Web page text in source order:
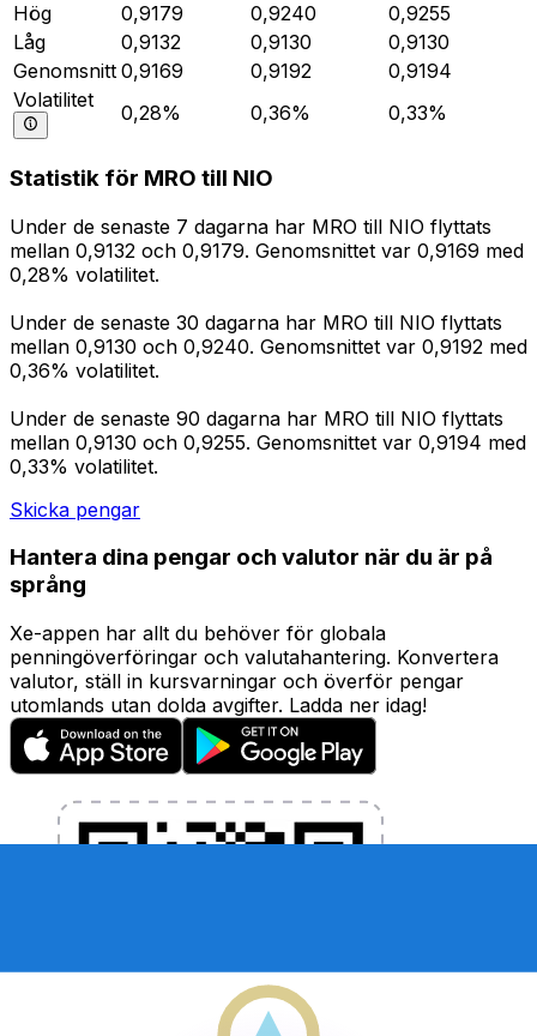
Hög
0,9179 0,9240
0,9255
Låg
0,9132 0,9130
0,9130
Genomsnitt 0,9169 0,9192
0,9194
Volatilitet
0,28% 0,36% 0,33%
Statistik för MRO till NIO
Under de senaste 7 dagarna har MRO till NIO flyttats
mellan 0,9132 och 0,9179. Genomsnittet var 0,9169 med
0,28% volatilitet.
Under de senaste 30 dagarna har MRO till NIO flyttats
mellan 0,9130 och 0,9240. Genomsnittet var 0,9192 med
0,36% volatilitet.
Under de senaste 90 dagarna har MRO till NIO flyttats
mellan 0,9130 och 0,9255. Genomsnittet var 0,9194 med
0,33% volatilitet.
Skicka pengar
Hantera dina pengar och valutor när du är på
språng
Xe-appen har allt du behöver för globala
penningöverföringar och valutahantering. Konvertera
valutor, ställ in kursvarningar och överför pengar
utomlands utan dolda avgifter. Ladda ner idag!